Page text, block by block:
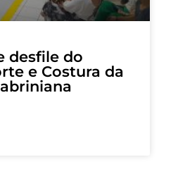
desfile do
e Costura da